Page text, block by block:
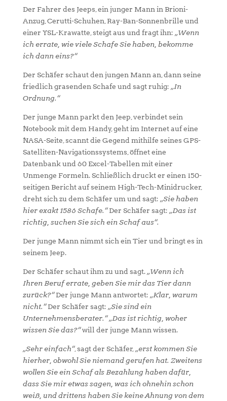
Der Fahrer des Jeeps, ein junger Mann in Brioni-
Anzug, Cerutti-Schuhen, Ray-Ban-Sonnenbrille und
einer YSL-Krawatte, steigt aus und fragt ihn: „Wenn
ich errate, wie viele Schafe Sie haben, bekomme
ich dann eins?“
Der Schäfer schaut den jungen Mann an, dann seine
friedlich grasenden Schafe und sagt ruhig: „In
Ordnung.“
Der junge Mann parkt den Jeep, verbindet sein
Notebook mit dem Handy, geht im Internet auf eine
NASA-Seite, scannt die Gegend mithilfe seines GPS-
Satelliten-Navigationssystems, öffnet eine
Datenbank und 60 Excel-Tabellen mit einer
Unmenge Formeln. Schließlich druckt er einen 150-
seitigen Bericht auf seinem High-Tech-Minidrucker,
dreht sich zu dem Schäfer um und sagt: „Sie haben
hier exakt 1586 Schafe.“Der Schäfer sagt: „Das ist
richtig, suchen Sie sich ein Schaf aus“.
Der junge Mann nimmt sich ein Tier und bringt es in
seinem Jeep.
Der Schäfer schaut ihm zu und sagt.„Wenn ich
Ihren Beruf errate, geben Sie mir das Tier dann
zurück?“Der junge Mann antwortet: „Klar, warum
nicht.“Der Schäfer sagt: „Sie sind ein
Unternehmensberater.“ „Das ist richtig, woher
wissen Sie das?“will der junge Mann wissen.
„Sehr einfach“, sagt der Schäfer,„erst kommen Sie
hierher, obwohl Sie niemand gerufen hat. Zweitens
wollen Sie ein Schaf als Bezahlung haben dafür,
dass Sie mir etwas sagen, was ich ohnehin schon
weiß, und drittens haben Sie keine Ahnung von dem